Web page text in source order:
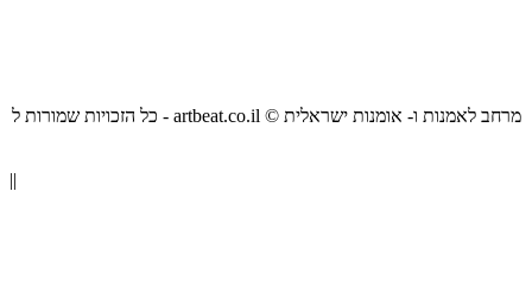
כל הזכויות שמורות ל - artbeat.co.il © מרחב לאמנות ו- אומנות ישראלית
||